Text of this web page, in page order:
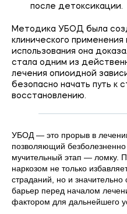
после детоксикации.
Методика УБОД была
клинического применения
использования она
стала одним из
лечения опиоидной
безопасно начать путь к
восстановлению.
УБОД — это прорыв в
позволяющий
мучительный этап — ломку.
наркозом не только
страданий, но и значительно
барьер перед началом
фактором для дальнейшего